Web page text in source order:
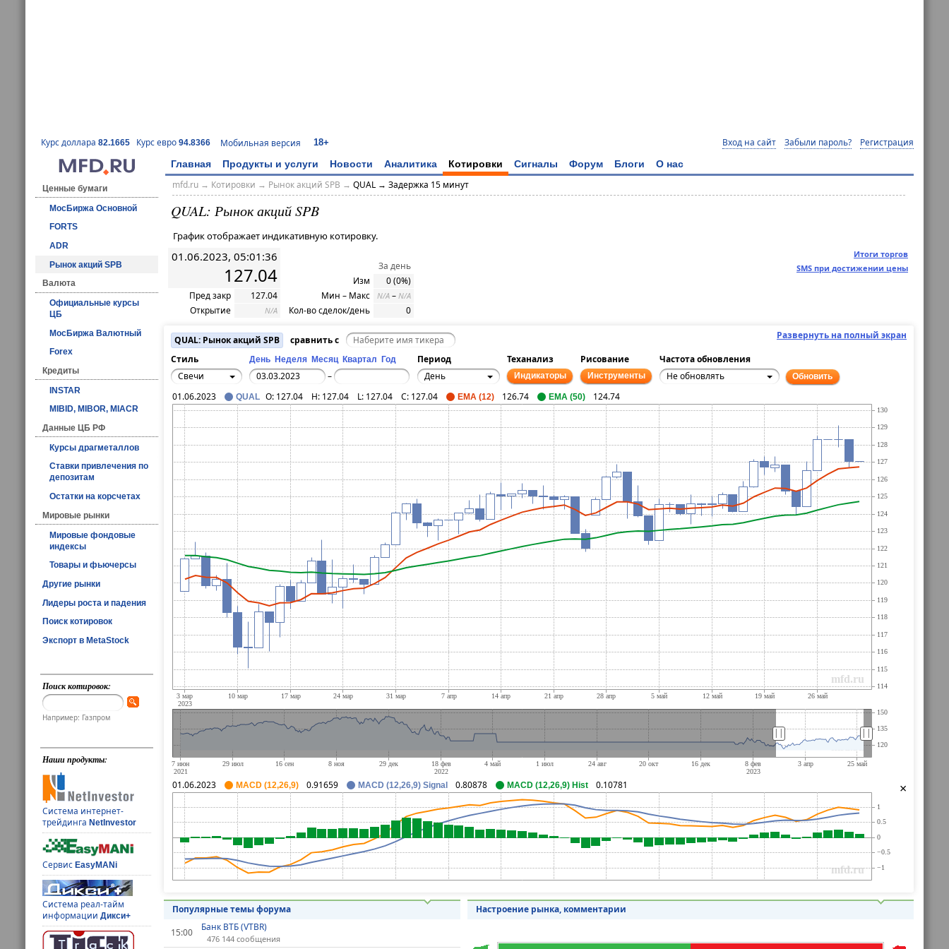
Курс доллара 82.1665 Курс евро 94.8366 Мобильная версия 18+ Вход на сайт Забыли пароль? Регистрация
Главная Продукты и услуги Новости Аналитика Котировки Сигналы Форум Блоги О нас
Ценные бумаги
МосБиржа Основной
FORTS
ADR
Рынок акций SPB
Валюта
Официальные курсы
ЦБ
МосБиржа Валютный
Forex
Кредиты
INSTAR
MIBID, MIBOR, MIACR
Данные ЦБ РФ
Курсы драгметаллов
Ставки привлечения по
депозитам
Остатки на корсчетах
Мировые рынки
Мировые фондовые
индексы
Товары и фьючерсы
Другие рынки
Лидеры роста и падения
Поиск котировок
Экспорт в MetaStock
Поиск котировок:
Например: Газпром
Наши продукты:
Система интернет-
трейдингаNetInvestor
СервисEasyMANi
Система реал-тайм
информацииДикси+
mfd.ru→ Котировки → Рынок акций SPB → QUAL → Задержка 15 минут
QUAL: Рынок акций SPB
График отображает индикативную котировку.
Итоги торгов
SMS при достижении цены
01.06.2023, 05:01:36
127.04
Пред закр
127.04
Открытие
N/A
За день
Изм
0 (0%)
Мин – Макс
N/A – N/A
Кол-во сделок/день 0
Развернуть на полный экран
QUAL: Рынок акций SPB
сравнить с
Стиль
День Неделя Месяц Квартал Год Период Теханализ Рисование
Частота обновления
Свечи
– День Индикаторы Инструменты Не обновлять Обновить
|| ||
×
01.06.2023 QUAL O: 127.04 H: 127.04 L: 127.04 C: 127.04 EMA (12) 126.74 EMA (50) 124.74
01.06.2023 MACD (12,26,9) 0.91659 MACD (12,26,9) Signal 0.80878 MACD (12,26,9) Hist 0.10781
Популярные темы форума
15:00
Банк ВТБ (VTBR)
476 144 сообщения
Настроение рынка, комментарии